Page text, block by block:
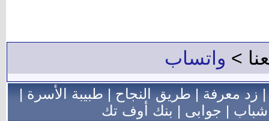
> واتساب
زد معرفة|طريق النجاح|طبيبة الأسرة|
شباب | جوابى | بنك أوف تك